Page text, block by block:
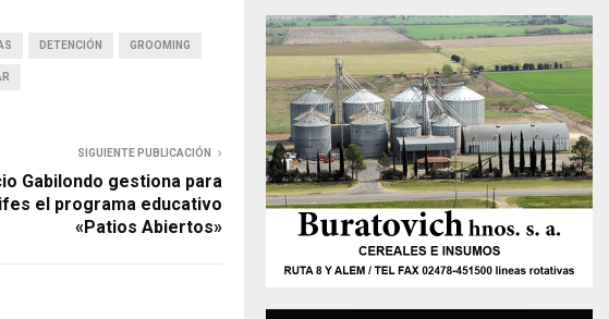
DETENCIÓN GROOMING
SIGUIENTE PUBLICACIÓN
Gabilondo gestiona para
el programa educativo
«Patios Abiertos»